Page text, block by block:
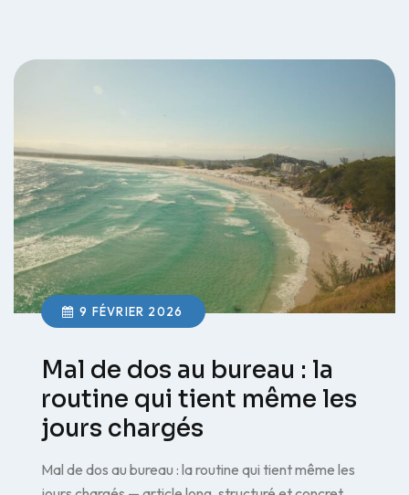
9 FÉVRIER 2026
Mal de dos au bureau : la
routine qui tient même les
jours chargés
Mal de dos au bureau : la routine qui tient même les